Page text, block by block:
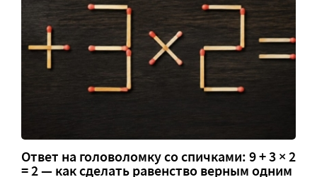
Ответ на головоломку со спичками: 9 + 3 × 2
= 2 — как сделать равенство верным одним